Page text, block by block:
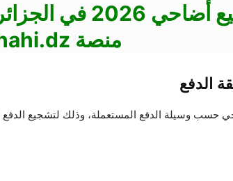
كيف تعرف نقاط بيع أضاحي 2026
منصة adhahi.dz؟
وسيلة الدفع المستعملة، وذلك لتشجيع الدفع